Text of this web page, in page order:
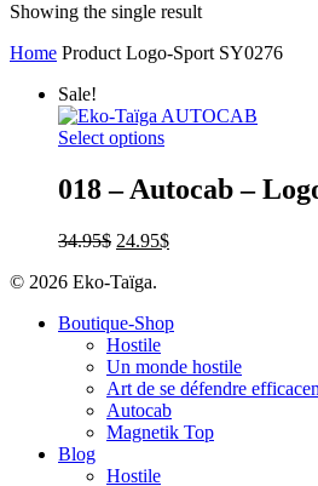
Showing the single result
Home Product Logo-Sport SY0276
Sale!
Select options
018 – Autocab –
34.95$ 24.95$
© 2026 Eko-Taïga.
Boutique-Shop
Hostile
Un monde hostile
Art de se défendre
Autocab
Magnetik Top
Blog
Hostile